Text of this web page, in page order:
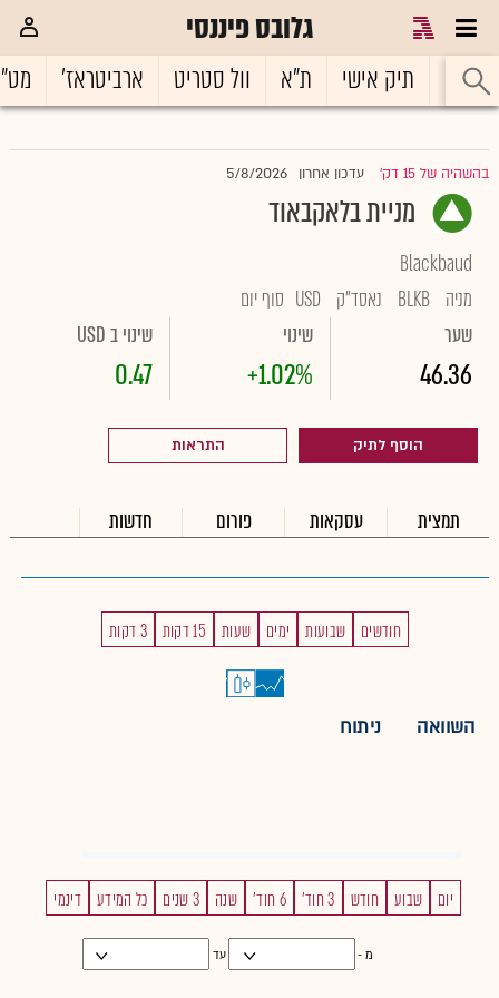
גלובס פיננסי
ראשי תיק אישי ת"א וול סטריט ארביטראז'
בהשהיה של 15 דק' עדכון אחרון 5/8/2026
מניית בלאקבאוד
Blackbaud
מניה BLKB נאסד"ק USD סוף יום
שער
46.36
שינוי
+1.02%
שינוי ב USD
0.47
הוסף לתיק התראות
תמצית עסקאות פורום חדשות
חודשים שבועות ימים שעות 15 דקות 3 דקות
השוואה ניתוח
יום שבוע חודש 3 חוד' 6 חוד' שנה 3 שנים כל המידע דינמי
מ - עד